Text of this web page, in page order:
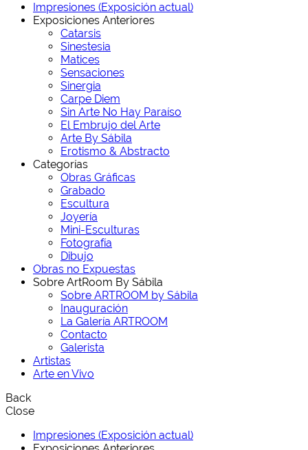
Impresiones (Exposición actual)
Exposiciones Anteriores
Catarsis
Sinestesia
Matices
Sensaciones
Sinergia
Carpe Diem
Sin Arte No Hay Paraíso
El Embrujo del Arte
Arte By Sábila
Erotismo & Abstracto
Categorías
Obras Gráficas
Grabado
Escultura
Joyería
Mini-Esculturas
Fotografía
Dibujo
Obras no Expuestas
Sobre ArtRoom By Sábila
Sobre ARTROOM by Sábila
Inauguración
La Galería ARTROOM
Contacto
Galerista
Artistas
Arte en Vivo
Back
Close
Impresiones (Exposición actual)